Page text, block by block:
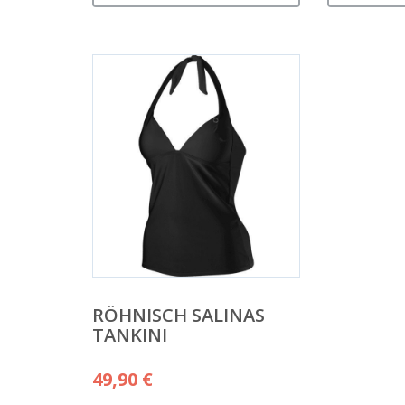
RÖHNISCH SALINAS
TANKINI
49,90 €